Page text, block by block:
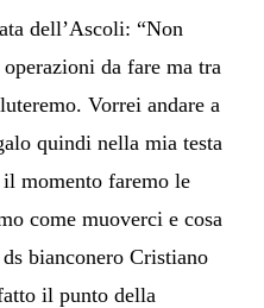
dell’Ascoli: “Non
da fare ma tra
Vorrei andare a
quindi nella mia testa
momento faremo le
come muoverci e cosa
bianconero Cristiano
il punto della